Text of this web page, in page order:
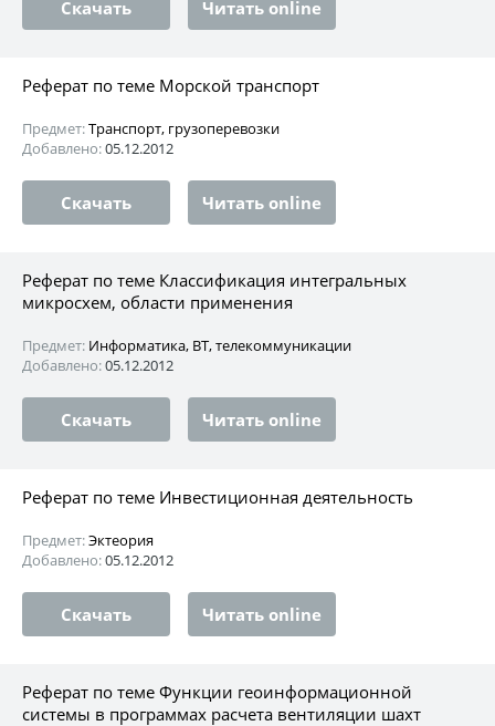
Скачать Читать online
Реферат по теме Морской транспорт
Предмет:Транспорт, грузоперевозки
Добавлено:05.12.2012
Скачать Читать online
Реферат по теме Классификация интегральных
микросхем, области применения
Предмет: Информатика, ВТ, телекоммуникации
Добавлено:05.12.2012
Скачать Читать online
Реферат по теме Инвестиционная деятельность
Предмет:Эктеория
Добавлено:05.12.2012
Скачать Читать online
Реферат по теме Функции геоинформационной
системы в программах расчета вентиляции шахт